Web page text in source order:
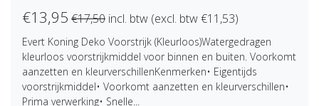
€13,95 €17,50 incl. btw (excl. btw €11,53)
Evert Koning Deko Voorstrijk (Kleurloos)Watergedragen
kleurloos voorstrijkmiddel voor binnen en buiten. Voorkomt
aanzetten en kleurverschillenKenmerken• Eigentijds
voorstrijkmiddel• Voorkomt aanzetten en kleurverschillen•
Prima verwerking• Snelle...